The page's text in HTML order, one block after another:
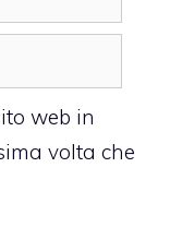
web in
volta che